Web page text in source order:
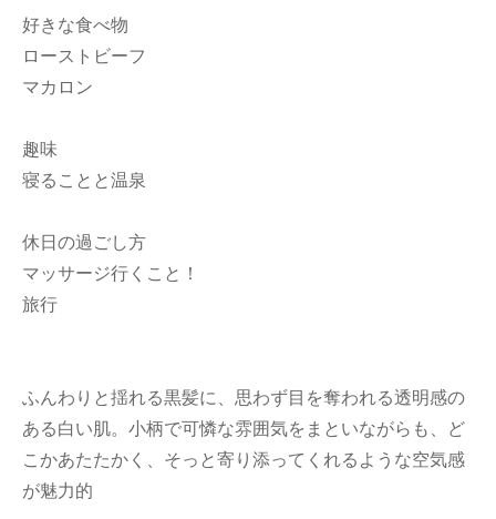
好きな食べ物
ローストビーフ
マカロン
趣味
寝ることと温泉
休日の過ごし方
マッサージ行くこと！
旅行
ふんわりと揺れる黒髪に、思わず目を奪われる透明感の
ある白い肌。小柄で可憐な雰囲気をまといながらも、ど
こかあたたかく、そっと寄り添ってくれるような空気感
が魅力的